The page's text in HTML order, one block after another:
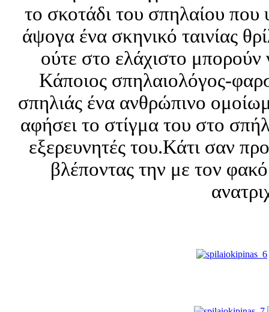
το σκοτάδι του σπηλαίου
άψογα ένα σκηνικό ταινίας
ούτε στο ελάχιστο μπορούν
Κάποιος σπηλαιολόγος-
σπηλιάς ένα ανθρώπινο
αφήσει το στίγμα του στο
εξερευνητές του.Κάτι σαν
βλέποντας την με τον